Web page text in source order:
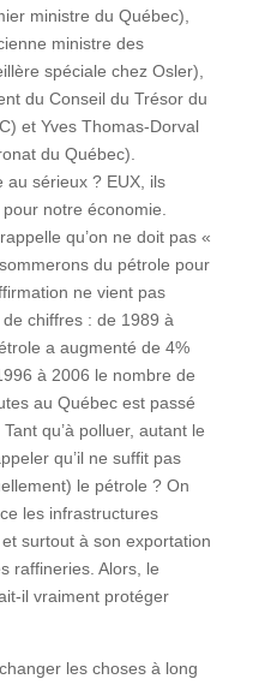
ministre du Québec),
ministre des
spéciale chez Osler),
du Conseil du Trésor du
et Yves Thomas-Dorval
du Québec).
au sérieux ? EUX, ils
notre économie.
qu’on ne doit pas «
du pétrole pour
ne vient pas
chiffres : de 1989 à
a augmenté de 4%
à 2006 le nombre de
au Québec est passé
qu’à polluer, autant le
qu’il ne suffit pas
le pétrole ? On
les infrastructures
surtout à son exportation
raffineries. Alors, le
il vraiment protéger
les choses à long